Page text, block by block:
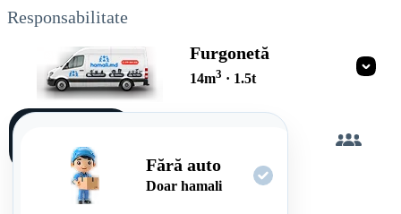
Responsabilitate
Furgonetă
14m3 · 1.5t
Fără auto
Doar hamali
singur